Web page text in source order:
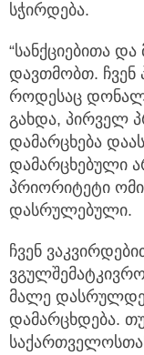
სჭირდება.
“სანქციებითა
დავთმობთ. ჩვენ
როდესაც
გახდა, პირველ
დამარცხება
დამარცხებული
პრიორიტეტი
დასრულებული.
ჩვენ
მალე
დამარცხდება.